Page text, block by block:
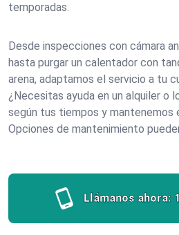
temporadas.
Desde inspecciones con cámara
hasta purgar un calentador con
arena, adaptamos el servicio a tu
¿Necesitas ayuda en un alquiler o
según tus tiempos y mantenemos
Opciones de mantenimiento
Llámanos ahora: